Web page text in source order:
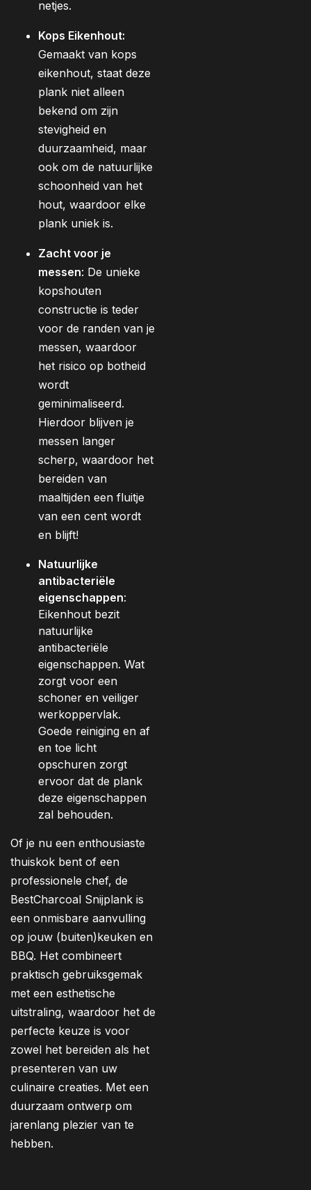
netjes.
Kops Eikenhout:
Gemaakt van kops
eikenhout, staat deze
plank niet alleen
bekend om zijn
stevigheid en
duurzaamheid, maar
ook om de natuurlijke
schoonheid van het
hout, waardoor elke
plank uniek is.
Zacht voor je
messen: De unieke
kopshouten
constructie is teder
voor de randen van je
messen, waardoor
het risico op botheid
wordt
geminimaliseerd.
Hierdoor blijven je
messen langer
scherp, waardoor het
bereiden van
maaltijden een fluitje
van een cent wordt
en blijft!
Natuurlijke
antibacteriële
eigenschappen:
Eikenhout bezit
natuurlijke
antibacteriële
eigenschappen. Wat
zorgt voor een
schoner en veiliger
werkoppervlak.
Goede reiniging en af
en toe licht
opschuren zorgt
ervoor dat de plank
deze eigenschappen
zal behouden.
Of je nu een enthousiaste
thuiskok bent of een
professionele chef, de
BestCharcoal Snijplank is
een onmisbare aanvulling
op jouw (buiten)keuken en
BBQ. Het combineert
praktisch gebruiksgemak
met een esthetische
uitstraling, waardoor het de
perfecte keuze is voor
zowel het bereiden als het
presenteren van uw
culinaire creaties. Met een
duurzaam ontwerp om
jarenlang plezier van te
hebben.